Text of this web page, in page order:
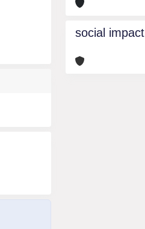
social impact